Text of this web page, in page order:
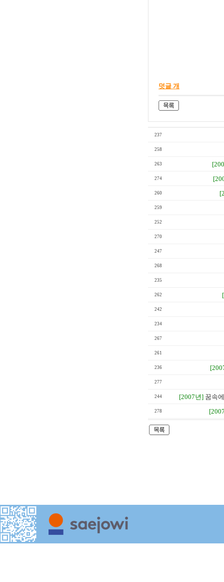
덧글 개
237
258
263
274
260
259
252
270
247
268
235
262
242
234
267
261
236
277
244 [2007년] 꿈속
278